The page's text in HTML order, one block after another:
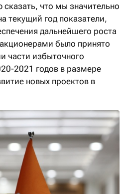
что мы значительно
текущий год показатели,
дальнейшего роста
было принято
части избыточного
2021 годов в размере
новых проектов в